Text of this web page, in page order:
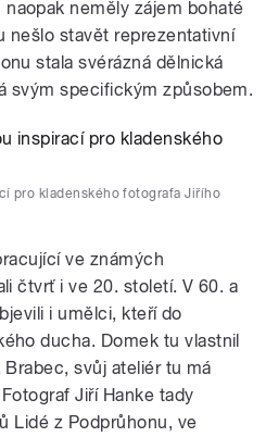
neměly zájem bohaté
nešlo stavět reprezentativní
stala svérázná dělnická
svým specifickým způsobem.
pro kladenského fotografa Jiřího
ve známých
čtvrť i ve 20. století. V 60. a
i umělci, kteří do
ducha. Domek tu vlastnil
Brabec, svůj ateliér tu má
Jiří Hanke tady
Lidé z Podprůhonu, ve